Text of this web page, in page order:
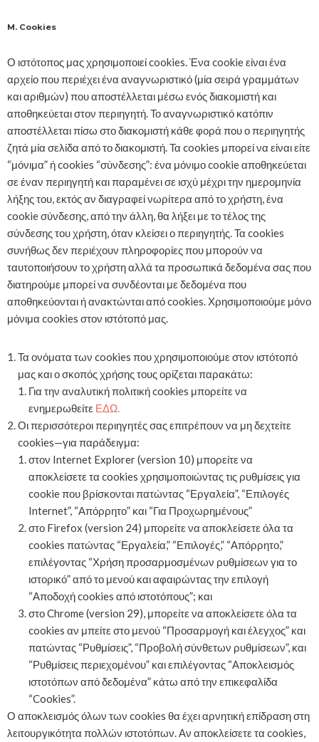
M. Cookies
Ο ιστότοπος μας χρησιμοποιεί cookies. Ένα cookie είναι ένα
αρχείο που περιέχει ένα αναγνωριστικό (μία σειρά γραμμάτων
και αριθμών) που αποστέλλεται μέσω ενός διακομιστή και
αποθηκεύεται στον περιηγητή. Το αναγνωριστικό κατόπιν
αποστέλλεται πίσω στο διακομιστή κάθε φορά που ο περιηγητής
ζητά μία σελίδα από το διακομιστή. Τα cookies μπορεί να είναι είτε
“μόνιμα” ή cookies “σύνδεσης”: ένα μόνιμο cookie αποθηκεύεται
σε έναν περιηγητή και παραμένει σε ισχύ μέχρι την ημερομηνία
λήξης του, εκτός αν διαγραφεί νωρίτερα από το χρήστη, ένα
cookie σύνδεσης, από την άλλη, θα λήξει με το τέλος της
σύνδεσης του χρήστη, όταν κλείσει ο περιηγητής. Τα cookies
συνήθως δεν περιέχουν πληροφορίες που μπορούν να
ταυτοποιήσουν το χρήστη αλλά τα προσωπικά δεδομένα σας που
διατηρούμε μπορεί να συνδέονται με δεδομένα που
αποθηκεύονται ή ανακτώνται από cookies. Χρησιμοποιούμε μόνο
μόνιμα cookies στον ιστότοπό μας.
Τα ονόματα των cookies που χρησιμοποιούμε στον ιστότοπό
μας και ο σκοπός χρήσης τους ορίζεται παρακάτω:
Για την αναλυτική πολιτική cookies μπορείτε να
ενημερωθείτε ΕΔΩ.
Οι περισσότεροι περιηγητές σας επιτρέπουν να μη δεχτείτε
cookies—για παράδειγμα:
στον Internet Explorer (version 10) μπορείτε να
αποκλείσετε τα cookies χρησιμοποιώντας τις ρυθμίσεις για
cookie που βρίσκονται πατώντας “Εργαλεία”, “Επιλογές
Internet”, “Απόρρητο” και “Για Προχωρημένους”
στο Firefox (version 24) μπορείτε να αποκλείσετε όλα τα
cookies πατώντας “Εργαλεία,” “Επιλογές,” “Απόρρητο,”
επιλέγοντας “Χρήση προσαρμοσμένων ρυθμίσεων για το
ιστορικό” από το μενού και αφαιρώντας την επιλογή
“Αποδοχή cookies από ιστοτόπους”; και
στο Chrome (version 29), μπορείτε να αποκλείσετε όλα τα
cookies αν μπείτε στο μενού “Προσαρμογή και έλεγχος” και
πατώντας “Ρυθμίσεις”, “Προβολή σύνθετων ρυθμίσεων”, και
“Ρυθμίσεις περιεχομένου” και επιλέγοντας “Αποκλεισμός
ιστοτόπων από δεδομένα” κάτω από την επικεφαλίδα
“Cookies”.
Ο αποκλεισμός όλων των cookies θα έχει αρνητική επίδραση στη
λειτουργικότητα πολλών ιστοτόπων. Αν αποκλείσετε τα cookies,